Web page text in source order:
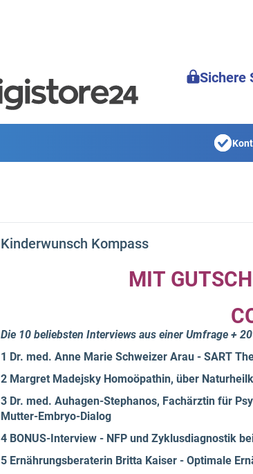
Sichere
Kinderwunsch Kompass
MIT
Die 10 beliebsten Interviews aus einer Umfrage +
1 Dr. med. Anne Marie Schweizer Arau - SART
2 Margret Madejsky Homoöpathin, über
3 Dr. med. Auhagen-Stephanos, Fachärztin für
Mutter-Embryo-Dialog
4 BONUS-Interview - NFP und Zyklusdiagnostik
5 Ernährungsberaterin Britta Kaiser - Optimale